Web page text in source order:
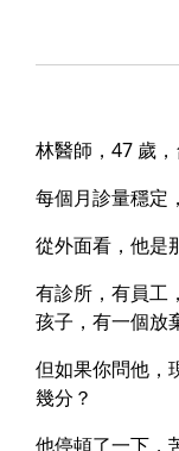
林醫師，47 歲，
每個月診量穩定
從外面看，他是
有診所，有員工
孩子，有一個放
但如果你問他，
幾分？
他停頓了一下，